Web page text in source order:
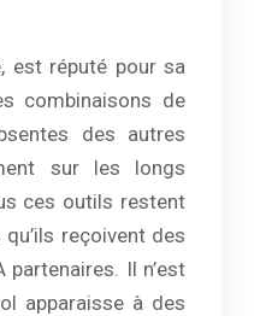
est réputé pour sa
combinaisons de
des autres
sur les longs
ces outils restent
reçoivent des
Il n’est
apparaisse à des